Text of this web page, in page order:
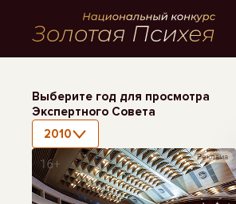
Выберите год для просмотра
Экспертного Совета
2010
Реклама